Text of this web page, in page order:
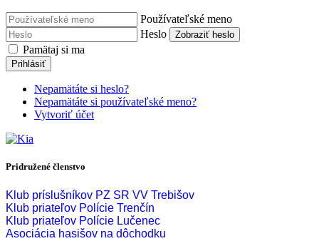
Používateľské meno
Heslo
Zobraziť heslo
Pamätaj si ma
Prihlásiť
Nepamätáte si heslo?
Nepamätáte si používateľské meno?
Vytvoriť účet
Pridružené členstvo
Klub príslušníkov PZ SR VV Trebišov
Klub priateľov Polície Trenčín
Klub priateľov Polície Lučenec
Asociácia hasišov na dôchodku